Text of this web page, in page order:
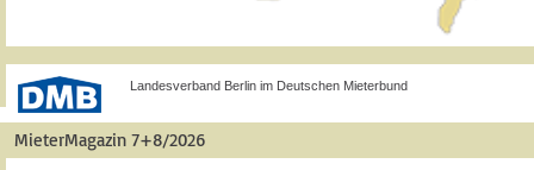
Landesverband Berlin im Deutschen Mieterbund
MieterMagazin 7+8/2026